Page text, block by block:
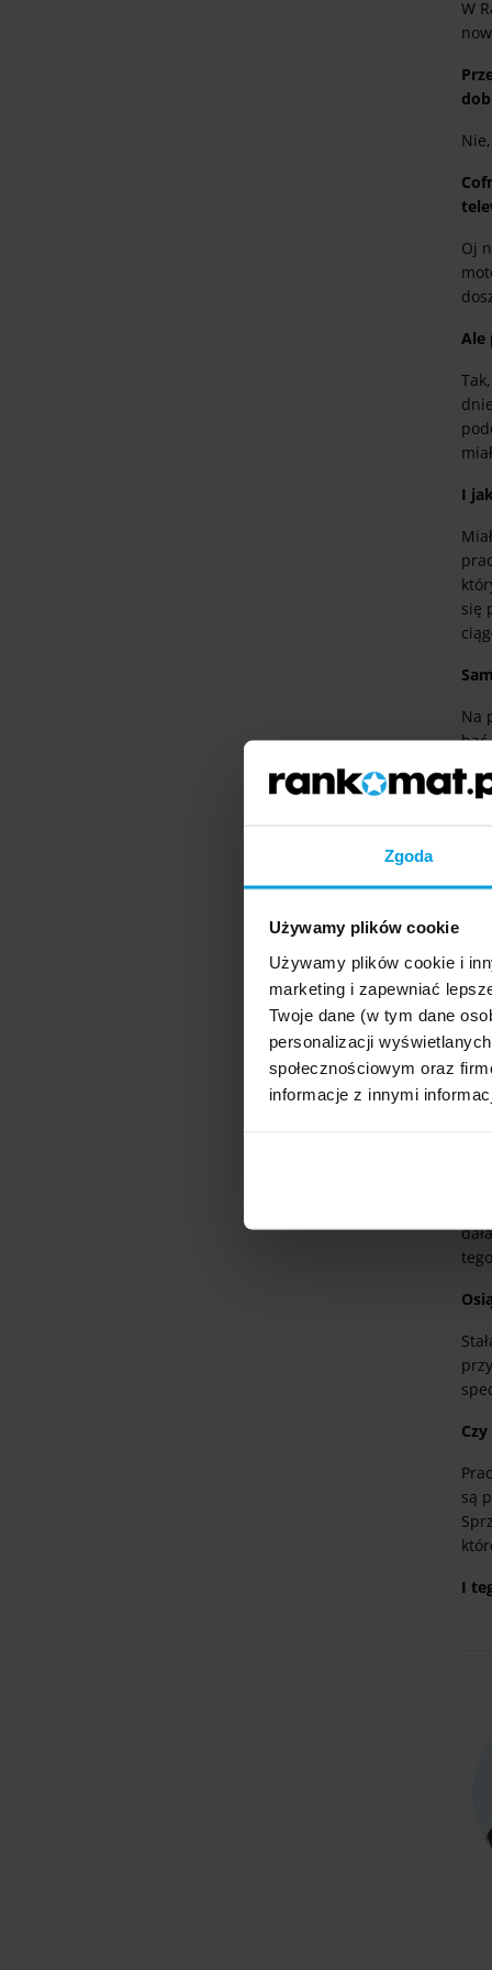
Zgoda
Używamy plików cookie
Używamy plików cookie i
marketing i zapewniać
Twoje dane (w tym dane
personalizacji
społecznościowym oraz
informacje z innymi
W
Oj
Ale
I
się
Na
bać
A
W
nas
są
I